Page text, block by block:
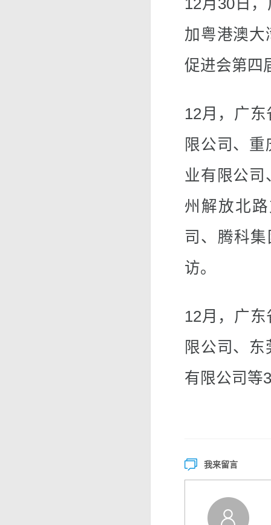
12月30日
加粤港澳大
促进会第四
12月，广
限公司、
业有限公
州解放北
司、腾科
访。
12月，广
限公司、
有限公司等
我来留言